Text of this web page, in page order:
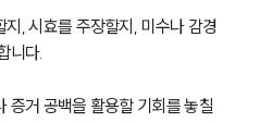
, 시효를 주장할지, 미수나 감경
니다.
증거 공백을 활용할 기회를 놓칠